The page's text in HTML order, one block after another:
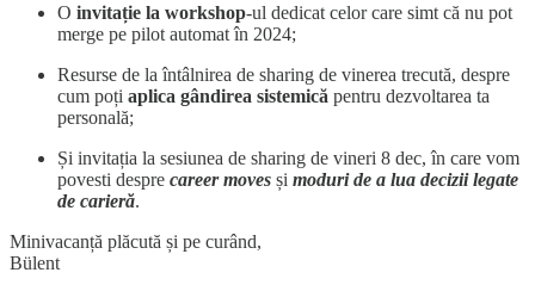
O invitație la workshop-ul dedicat celor care simt că nu pot
merge pe pilot automat în 2024;
Resurse de la întâlnirea de sharing de vinerea trecută, despre
cum poți aplica gândirea sistemică pentru dezvoltarea ta
personală;
Și invitația la sesiunea de sharing de vineri 8 dec, în care vom
povesti despre career moves și moduri de a lua decizii legate
de carieră.
Minivacanță plăcută și pe curând,
Bülent